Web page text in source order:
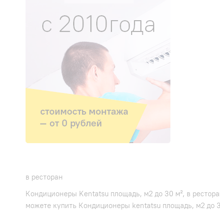
в ресторан
Кондиционеры Kentatsu площадь, м2 до 30 м², в
можете купить Кондиционеры kentatsu площадь, м2 до